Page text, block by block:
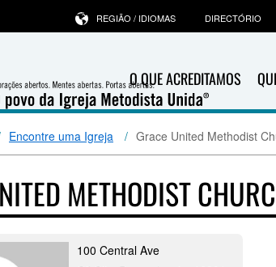
O QUE ACREDITAMOS
REGIÃO / IDIOMAS DIRECTÓRIO
Encontre uma Igreja Grace United Methodist
METHODIST
100 Central Ave